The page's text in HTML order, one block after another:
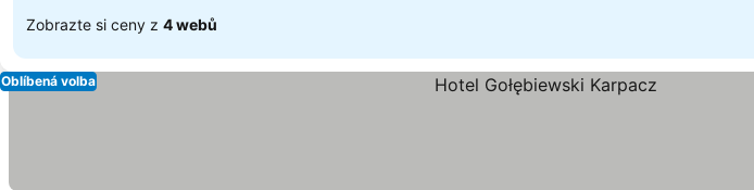
Zobrazte si ceny z 4 webů
Oblíbená volba